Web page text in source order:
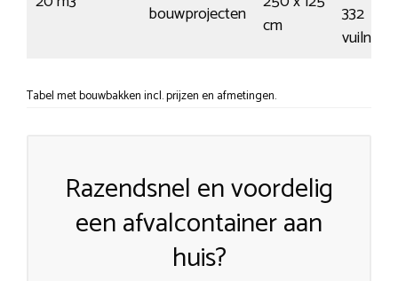
bouwprojecten
cm
332
Tabel met bouwbakken incl. prijzen en afmetingen.
Razendsnel en voordelig
een afvalcontainer aan
huis?